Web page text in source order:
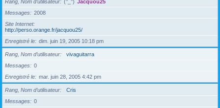
Rang, Nom d’utilisateur (°_°) Jacquou25
Messages
2008
Site Internet
http://perso.orange.fr/jacquou25/
Enregistré le
dim. juin 19, 2005 10:18 pm
Rang, Nom d’utilisateur
vivaguitarra
Messages
0
Enregistré le
mar. juin 28, 2005 4:42 pm
Rang, Nom d’utilisateur
Cris
Messages
0